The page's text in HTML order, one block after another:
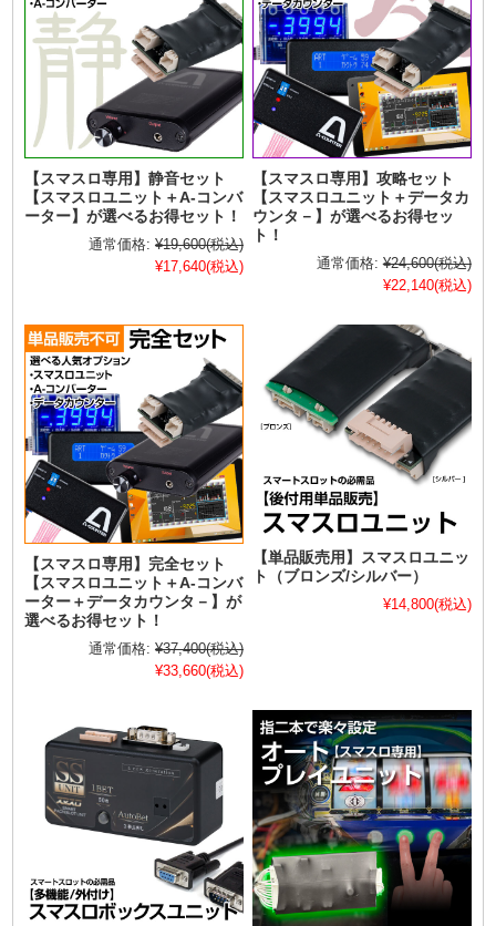
【スマスロ専用】静音セット
【スマスロユニット＋A-コンバ
ーター】が選べるお得セット！
通常価格: ¥19,600(税込)
¥17,640(税込)
【スマスロ専用】攻略セット
【スマスロユニット＋データカ
ウンタ－】が選べるお得セッ
ト！
通常価格: ¥24,600(税込)
¥22,140(税込)
【スマスロ専用】完全セット
【スマスロユニット＋A-コンバ
ーター＋データカウンタ－】が
選べるお得セット！
通常価格: ¥37,400(税込)
¥33,660(税込)
【単品販売用】スマスロユニッ
ト（ブロンズ/シルバー）
¥14,800(税込)